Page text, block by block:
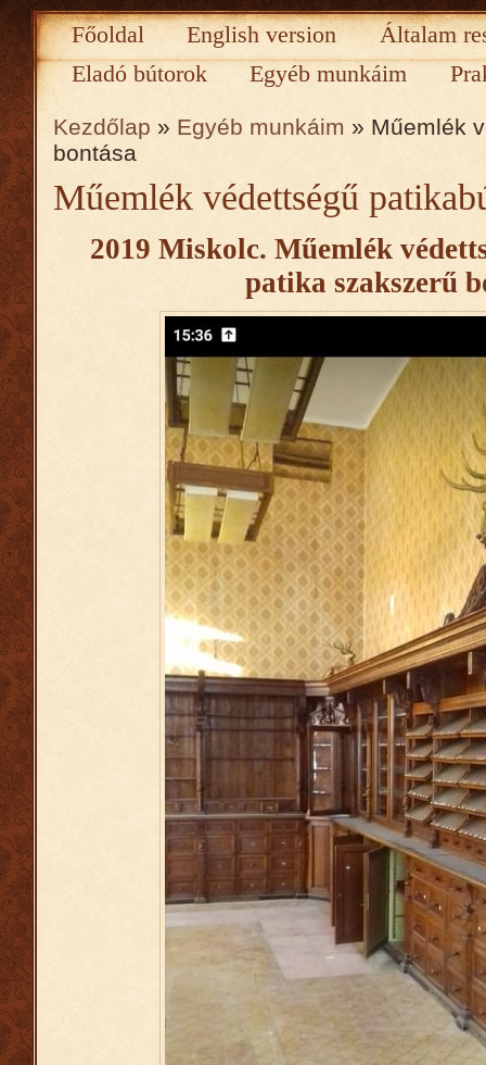
Főoldal English version
Általam
Eladó bútorok
Egyéb munkáim
Kezdőlap » Egyéb munkáim » Műemlék
bontása
Műemlék védettségű
2019 Miskolc. Műemlék
patika szakszerű